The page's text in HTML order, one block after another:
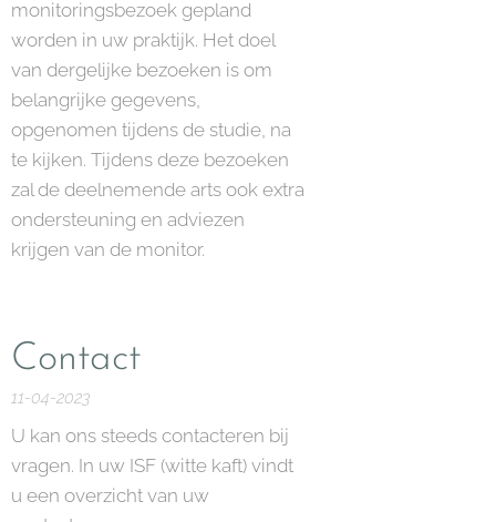
monitoringsbezoek gepland
worden in uw praktijk. Het doel
van dergelijke bezoeken is om
belangrijke gegevens,
opgenomen tijdens de studie, na
te kijken. Tijdens deze bezoeken
zal de deelnemende arts ook extra
ondersteuning en adviezen
krijgen van de monitor.
Contact
11-04-2023
U kan ons steeds contacteren bij
vragen. In uw ISF (witte kaft) vindt
u een overzicht van uw